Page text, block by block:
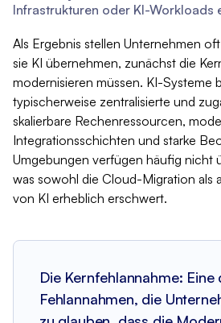
Infrastrukturen oder KI-Workloads
Als Ergebnis stellen Unternehmen
sie KI übernehmen, zunächst die
modernisieren müssen. KI-Systeme
typischerweise zentralisierte und
skalierbare Rechenressourcen,
Integrationsschichten und starke
Umgebungen verfügen häufig nicht
was sowohl die Cloud-Migration als
von KI erheblich erschwert.
Die Kernfehlannahme:
Fehlannahmen, die